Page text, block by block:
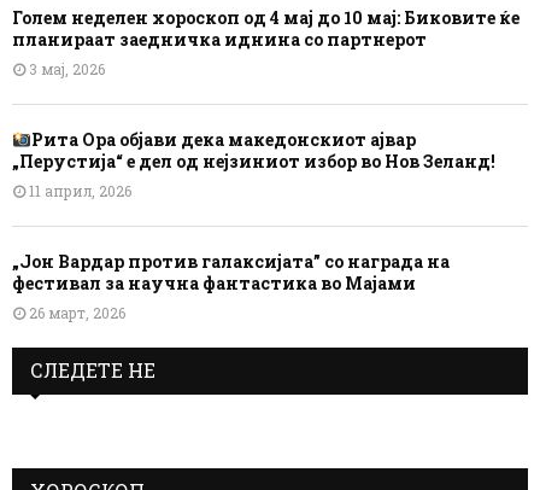
Голем неделен хороскоп од 4 мај до 10 мај: Биковите ќе
планираат заедничка иднина со партнерот
3 мај, 2026
Рита Ора објави дека македонскиот ајвар
„Перустија“ е дел од нејзиниот избор во Нов Зеланд!
11 април, 2026
„Јон Вардар против галаксијата” со награда на
фестивал за научна фантастика во Мајами
26 март, 2026
СЛЕДЕТЕ НЕ